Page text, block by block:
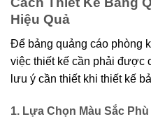
Hiệu Quả
Để bảng quảng cáo phòng
việc thiết kế cần phải được
lưu ý cần thiết khi thiết kế
1. Lựa Chọn Màu Sắc